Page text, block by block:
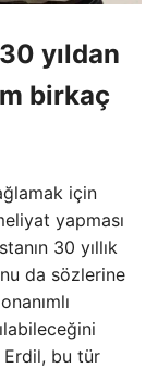
yıldan
birkaç
için
yapması
30 yıllık
da sözlerine
Erdil, bu tür